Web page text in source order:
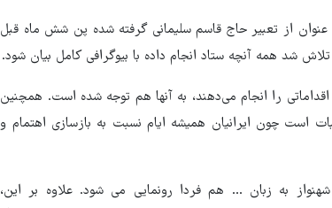
عنوان از تعبیر حاج قاسم سلیمانی گرفته شده پن شش ماه قبل
شد همه آنچه ستاد انجام داده با بیوگرافی کامل بیان شود.
را انجام می‌دهند، به آنها هم توجه شده است. همچنین
است چون ایرانیان همیشه ایام نسبت به بازسازی اهتمام و
به زبان ... هم فردا رونمایی می شود. علاوه بر این،